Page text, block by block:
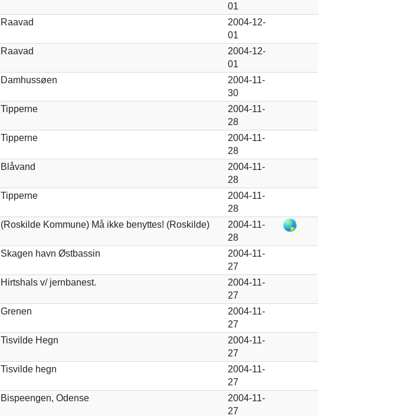
01
Raavad
2004-12-
01
Raavad
2004-12-
01
Damhussøen
2004-11-
30
Tipperne
2004-11-
28
Tipperne
2004-11-
28
Blåvand
2004-11-
28
Tipperne
2004-11-
28
(Roskilde Kommune) Må ikke benyttes! (Roskilde)
2004-11-
28
Skagen havn Østbassin
2004-11-
27
Hirtshals v/ jernbanest.
2004-11-
27
Grenen
2004-11-
27
Tisvilde Hegn
2004-11-
27
Tisvilde hegn
2004-11-
27
Bispeengen, Odense
2004-11-
27